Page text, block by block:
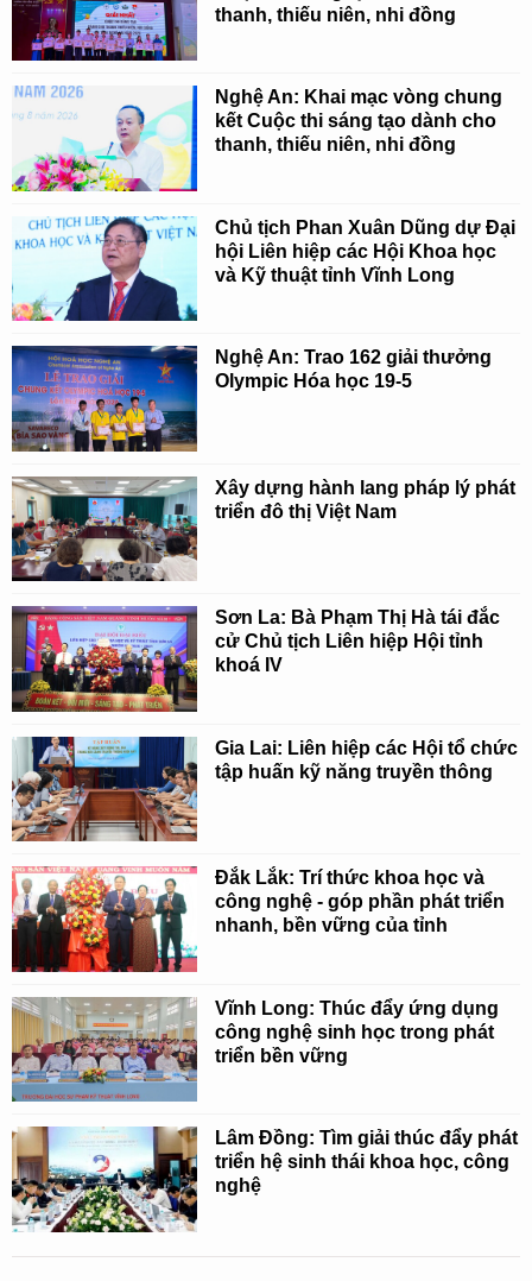
thanh, thiếu niên, nhi đồng
Nghệ An: Khai mạc vòng chung
kết Cuộc thi sáng tạo dành cho
thanh, thiếu niên, nhi đồng
Chủ tịch Phan Xuân Dũng dự Đại
hội Liên hiệp các Hội Khoa học
và Kỹ thuật tỉnh Vĩnh Long
Nghệ An: Trao 162 giải thưởng
Olympic Hóa học 19-5
Xây dựng hành lang pháp lý phát
triển đô thị Việt Nam
Sơn La: Bà Phạm Thị Hà tái đắc
cử Chủ tịch Liên hiệp Hội tỉnh
khoá IV
Gia Lai: Liên hiệp các Hội tổ chức
tập huấn kỹ năng truyền thông
Đắk Lắk: Trí thức khoa học và
công nghệ - góp phần phát triển
nhanh, bền vững của tỉnh
Vĩnh Long: Thúc đẩy ứng dụng
công nghệ sinh học trong phát
triển bền vững
Lâm Đồng: Tìm giải thúc đẩy phát
triển hệ sinh thái khoa học, công
nghệ